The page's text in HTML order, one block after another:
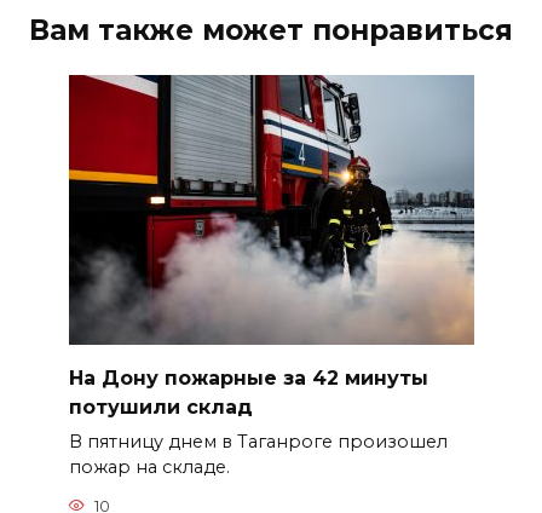
Вам также может понравиться
На Дону пожарные за 42 минуты
потушили склад
В пятницу днем в Таганроге произошел
пожар на складе.
10